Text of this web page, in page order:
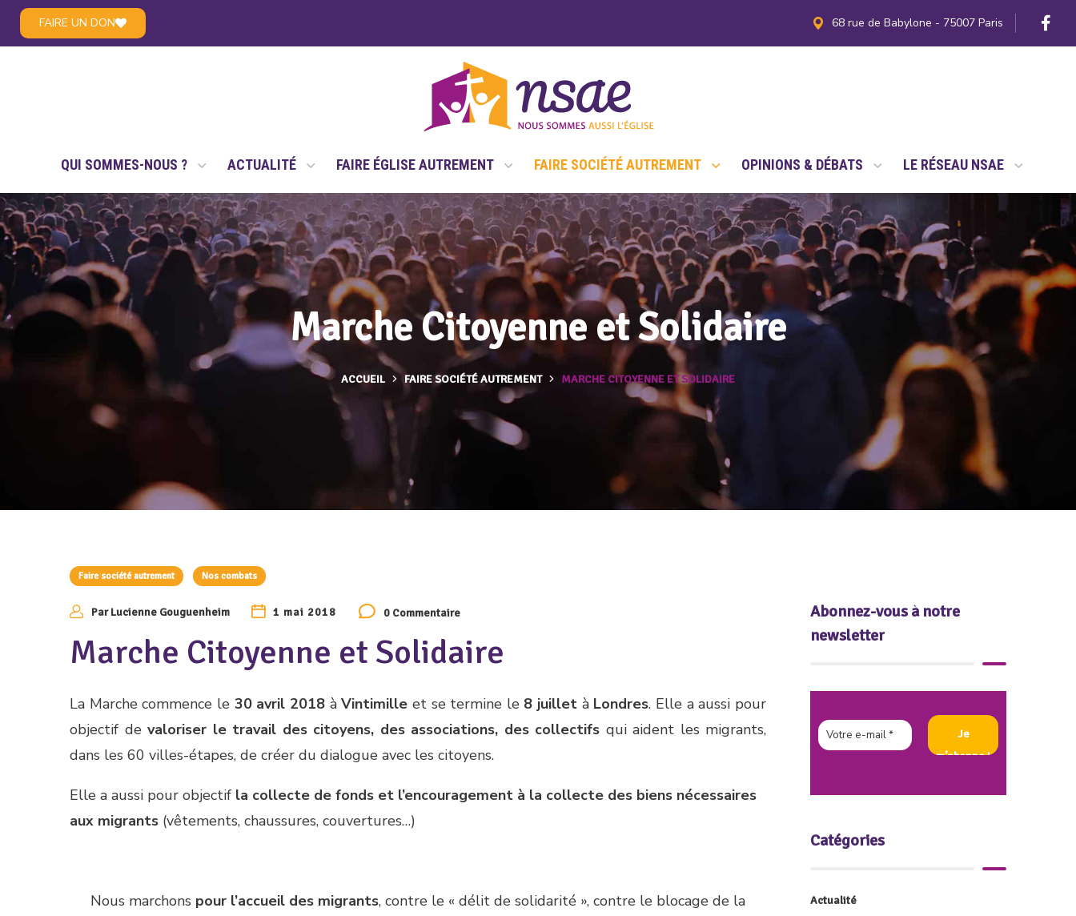
FAIRE UN DON 68 rue de Babylone - 75007 Paris
QUI SOMMES-NOUS ? ACTUALITÉ FAIRE ÉGLISE AUTREMENT FAIRE SOCIÉTÉ AUTREMENT OPINIONS & DÉBATS LE RÉSEAU NSAE
LE RÉSEAU NSAE
Marche Citoyenne et Solidaire
ACCUEIL FAIRE SOCIÉTÉ AUTREMENT MARCHE CITOYENNE ET SOLIDAIRE
Faire société autrement Nos combats
ParLucienne Gouguenheim 1 mai 2018 0 Commentaire
Marche Citoyenne et Solidaire
La Marche commence le 30 avril 2018àVintimille et se termine le 8 juillet à Londres. Elle a aussi pour
objectif de valoriser le travail des citoyens, des associations, des collectifs qui aident les migrants,
dans les 60 villes-étapes, de créer du dialogue avec les citoyens.
Elle a aussi pour objectif la collecte de fonds et l’encouragement à la collecte des biens nécessaires
aux migrants (vêtements, chaussures, couvertures…)
Nous marchons pour l’accueil des migrants, contre le « délit de solidarité », contre le blocage de la
Abonnez-vous à notre
newsletter
Catégories
Actualité